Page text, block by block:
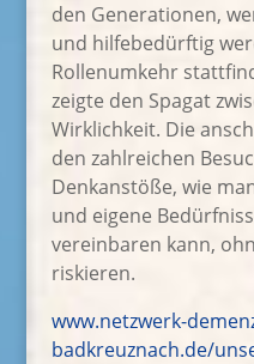
den Generationen,
und hilfebedürftig
Rollenumkehr
zeigte den Spagat
Wirklichkeit. Die
den zahlreichen
Denkanstöße, wie
und eigene
vereinbaren kann,
riskieren.
www.netzwerk-
badkreuznach.de/